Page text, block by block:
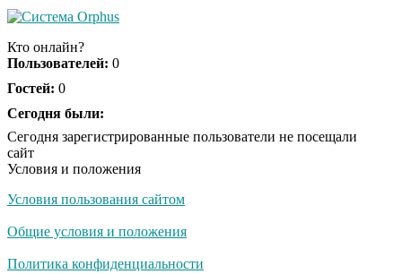
Кто онлайн?
Пользователей: 0
Гостей: 0
Сегодня были:
Сегодня зарегистрированные пользователи не посещали
сайт
Условия и положения
Условия пользования сайтом
Общие условия и положения
Политика конфиденциальности